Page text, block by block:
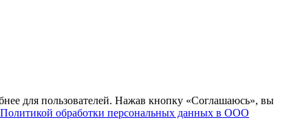
для пользователей. Нажав кнопку «Соглашаюсь», вы
Политикой обработки персональных данных в ООО